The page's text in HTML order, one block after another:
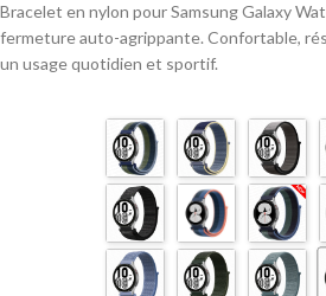
Bracelet en nylon pour Samsung Galaxy
fermeture auto-agrippante. Confortable,
un usage quotidien et sportif.